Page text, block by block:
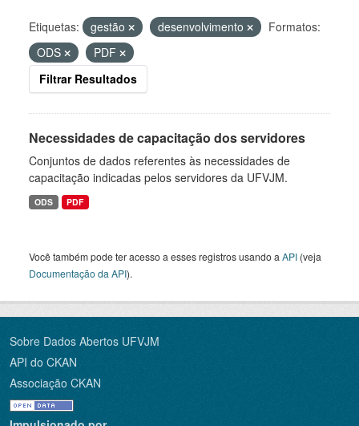
Etiquetas: gestão desenvolvimento
Formatos:
ODS
PDF
Filtrar Resultados
Necessidades de capacitação dos servidores
Conjuntos de dados referentes às necessidades de
capacitação indicadas pelos servidores da UFVJM.
ODS PDF
Você também pode ter acesso a esses registros usando a API (veja
Documentação da API).
Sobre Dados Abertos UFVJM
API do CKAN
Associação CKAN